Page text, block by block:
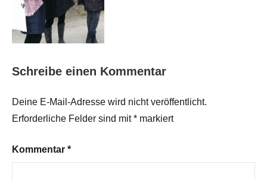
Schreibe einen Kommentar
Deine E-Mail-Adresse wird nicht veröffentlicht.
Erforderliche Felder sind mit* markiert
Kommentar *